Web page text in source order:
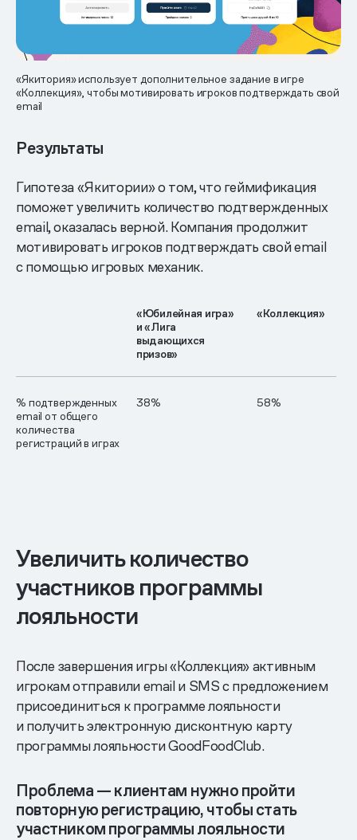
«Якитория» использует дополнительное задание в игре
«Коллекция», чтобы мотивировать игроков подтверждать свой
email
Результаты
Гипотеза «Якитории» о том, что геймификация
поможет увеличить количество подтвержденных
email, оказалась верной. Компания продолжит
мотивировать игроков подтверждать свой email
с помощью игровых механик.
«Юбилейная игра»
и «Лига
выдающихся
призов»
«Коллекция»
% подтвержденных
email от общего
количества
регистраций в играх
38% 58%
Увеличить количество
участников программы
лояльности
После завершения игры «Коллекция» активным
игрокам отправили email и SMS с предложением
присоединиться к программе лояльности
и получить электронную дисконтную карту
программы лояльности GoodFoodClub.
Проблема — клиентам нужно пройти
повторную регистрацию, чтобы стать
участником программы лояльности